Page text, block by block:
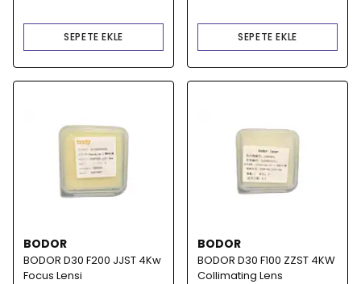
SEPETE EKLE SEPETE EKLE
BODOR
BODOR D30 F200 JJST 4Kw
Focus Lensi
BODOR
BODOR D30 F100 ZZST 4KW
Collimating Lens